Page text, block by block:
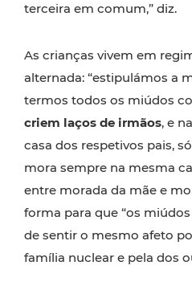
terceira em comum,” diz.
As crianças vivem em
alternada: “estipulámos a
termos todos os miúdos
criem laços de irmãos, e
casa dos respetivos pais,
mora sempre na mesma
entre morada da mãe e
forma para que “os
de sentir o mesmo afeto
família nuclear e pela dos